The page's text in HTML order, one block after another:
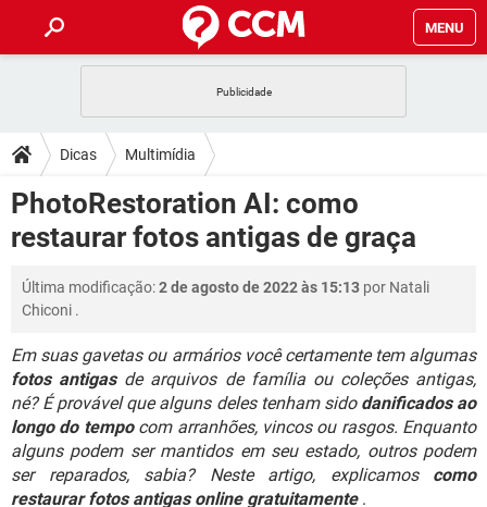
MENU
CELULAR
OUTLOOK EXCEL
INSTAGRAM GMAIL
DICAS
JOGOS
CELULAR FACEBOOK
EXCEL
INSTAGRAM GMAIL
DOWNLOADS
JOGOS WHATSAPP
OUTLOOK
INSTAGRAM GMAIL
GUIA DE COMPRAS
FÓRUM
JOGOS WHATSAPP
OUTLOOK EXCEL
INSTAGRAM GMAIL
GUIA DE COMPRAS
GLOSSÁRIO
JOGOS WHATSAPP
CELULAR FACEBOOK
OUTLOOK EXCEL
INSTAGRAM GMAIL
GUIA DE COMPRAS
Dicas Multimídia
PhotoRestoration AI: como
restaurar fotos antigas de graça
Última modificação:2 de agosto de 2022 às 15:13 por Natali
Chiconi .
Em suas gavetas ou armários você certamente tem algumas
fotos antigasde arquivos de família ou coleções antigas,
né? É provável que alguns deles tenham sido danificados ao
longo do tempocom arranhões, vincos ou rasgos. Enquanto
alguns podem ser mantidos em seu estado, outros podem
ser reparados, sabia? Neste artigo, explicamos como
restaurar fotos antigas online gratuitamente.